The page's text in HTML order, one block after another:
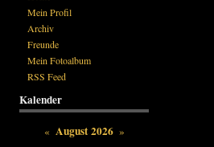
Mein Profil
Archiv
Freunde
Mein Fotoalbum
RSS Feed
Kalender
« August 2026 »